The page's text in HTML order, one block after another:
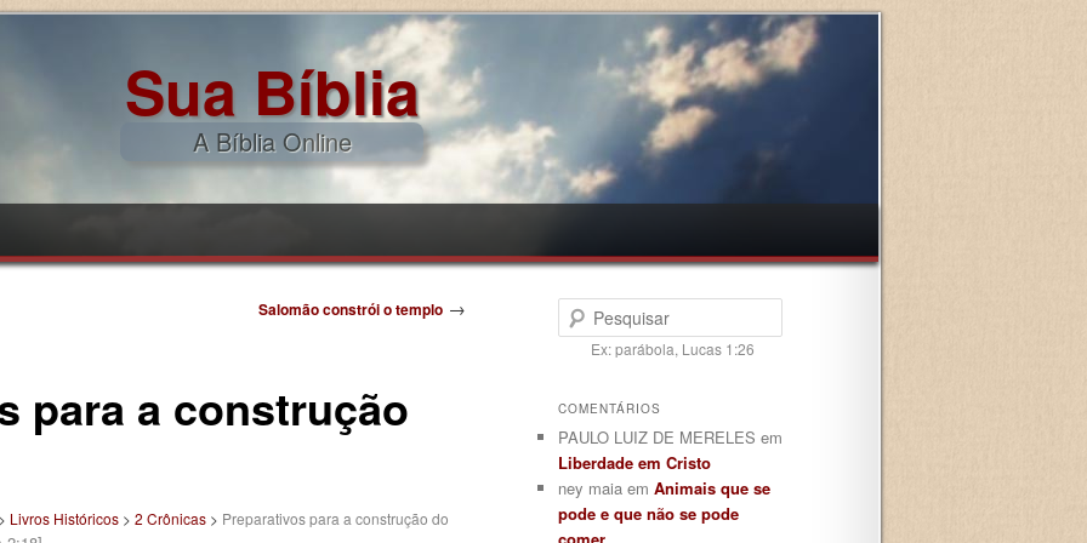
Sua Bíblia
A Bíblia Online
Salomão constrói o templo →
para a construção
> Livros Históricos > 2 Crônicas > Preparativos para a construção do
Pesquisar
Ex: parábola, Lucas 1:26
COMENTÁRIOS
PAULO LUIZ DE MERELES em
Liberdade em Cristo
ney maia em Animais que se
pode e que não se pode
comer